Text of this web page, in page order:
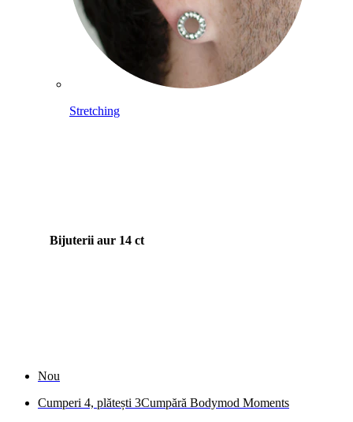
Stretching
Bijuterii aur 14 ct
Nou
Cumperi 4, plătești 3Cumpără Bodymod Moments